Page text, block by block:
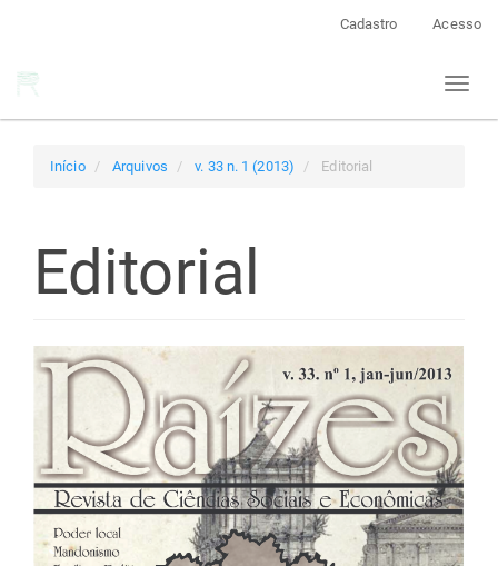
Cadastro Acesso
Toggle
Início Arquivos v. 33 n. 1 (2013) Editorial
Editorial
Barra
lateral
de
artigos